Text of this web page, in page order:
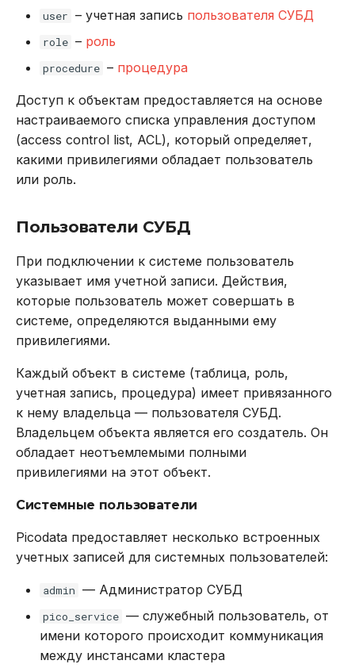
user – учетная запись пользователя СУБД
role – роль
procedure – процедура
Доступ к объектам предоставляется на основе
настраиваемого списка управления доступом
(access control list, ACL), который определяет,
какими привилегиями обладает пользователь
или роль.
Пользователи СУБД
При подключении к системе пользователь
указывает имя учетной записи. Действия,
которые пользователь может совершать в
системе, определяются выданными ему
привилегиями.
Каждый объект в системе (таблица, роль,
учетная запись, процедура) имеет привязанного
к нему владельца — пользователя СУБД.
Владельцем объекта является его создатель. Он
обладает неотъемлемыми полными
привилегиями на этот объект.
Системные пользователи
Picodata предоставляет несколько встроенных
учетных записей для системных пользователей:
admin — Администратор СУБД
pico_service — служебный пользователь, от
имени которого происходит коммуникация
между инстансами кластера